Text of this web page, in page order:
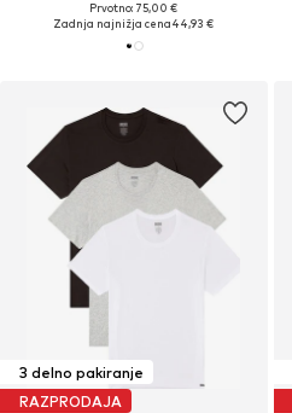
Prvotno: 75,00 €
Zadnja najnižja cena44,93 €
3 delno pakiranje
RAZPRODAJA